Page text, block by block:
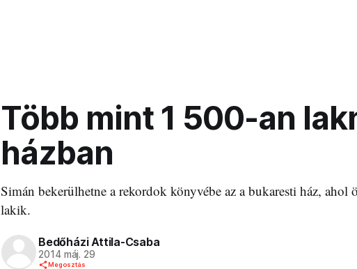
Több mint 1 500-an
házban
Simán bekerülhetne a rekordok könyvébe az a bukaresti ház, ahol
lakik.
Bedőházi Attila-Csaba
2014 máj. 29
Megosztás